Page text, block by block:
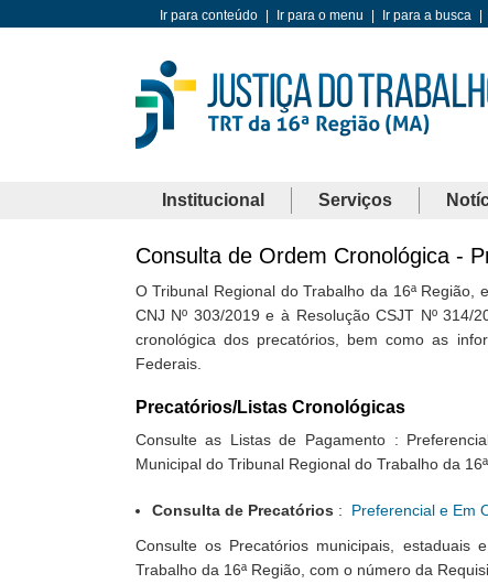
Ir para conteúdo Ir para o menu Ir para a busca
Institucional Serviços
Consulta de Ordem Cronológica -
O Tribunal Regional do Trabalho da 16ª
CNJ Nº 303/2019 e à Resolução CSJT Nº
cronológica dos precatórios, bem como as
Federais.
Precatórios/Listas Cronológicas
Consulte as Listas de Pagamento :
Municipal do Tribunal Regional do Trabalho da
Consulta de Precatórios :
Preferencial e Em
Consulte os Precatórios municipais,
Trabalho da 16ª Região, com o número da